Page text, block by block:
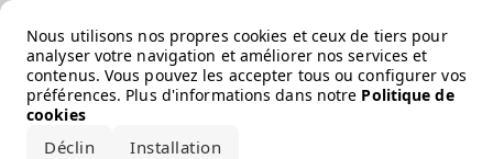
Nous utilisons nos propres cookies et ceux de tiers pour
analyser votre navigation et améliorer nos services et
contenus. Vous pouvez les accepter tous ou configurer vos
préférences. Plus d'informations dans notre Politique de
cookies
Déclin Installation
Error loading the brand